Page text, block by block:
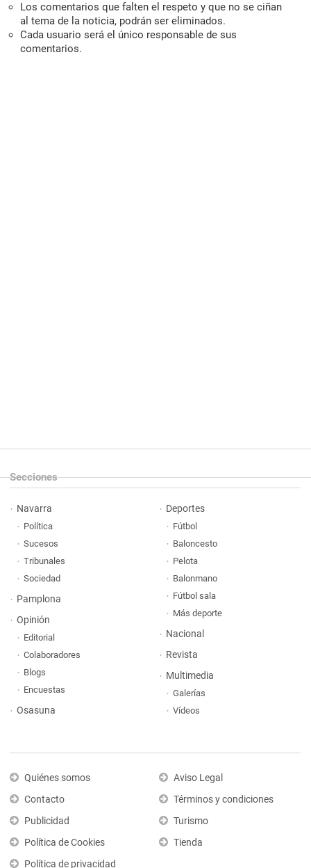
Los comentarios que falten el respeto y que no se ciñan
al tema de la noticia, podrán ser eliminados.
Cada usuario será el único responsable de sus
comentarios.
Secciones
Navarra
Política
Sucesos
Tribunales
Sociedad
Pamplona
Opinión
Editorial
Colaboradores
Blogs
Encuestas
Osasuna
Deportes
Fútbol
Baloncesto
Pelota
Balonmano
Fútbol sala
Más deporte
Nacional
Revista
Multimedia
Galerías
Vídeos
Quiénes somos
Contacto
Publicidad
Política de Cookies
Política de privacidad
Aviso Legal
Términos y condiciones
Turismo
Tienda